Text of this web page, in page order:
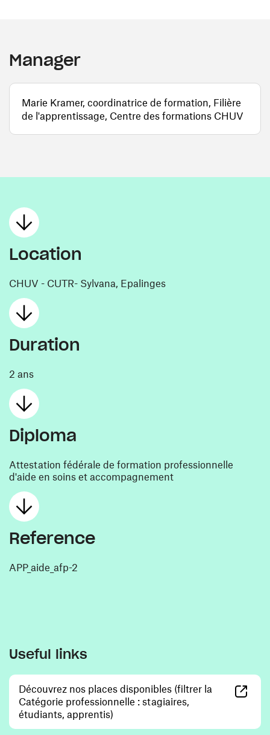
Manager
Marie Kramer, coordinatrice de formation, Filière
de l'apprentissage, Centre des formations CHUV
Location
CHUV - CUTR- Sylvana, Epalinges
Duration
2 ans
Diploma
Attestation fédérale de formation professionnelle
d'aide en soins et accompagnement
Reference
APP_aide_afp-2
Useful links
Découvrez nos places disponibles (filtrer la
Catégorie professionnelle : stagiaires,
étudiants, apprentis)